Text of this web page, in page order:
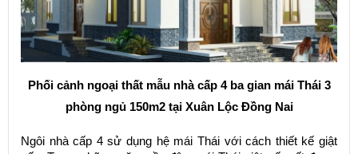
Phối cảnh ngoại thất mẫu nhà cấp 4 ba gian mái Thái 3
phòng ngủ 150m2 tại Xuân Lộc Đồng Nai
Ngôi nhà cấp 4 sử dụng hệ mái Thái với cách thiết kế giật